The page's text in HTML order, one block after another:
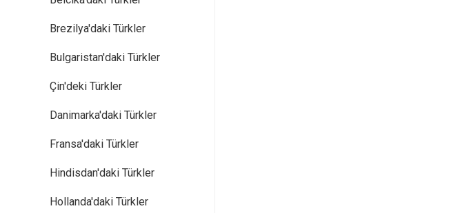
Brezilya'daki Türkler
Bulgaristan'daki Türkler
Çin'deki Türkler
Danimarka'daki Türkler
Fransa'daki Türkler
Hindisdan'daki Türkler
Hollanda'daki Türkler